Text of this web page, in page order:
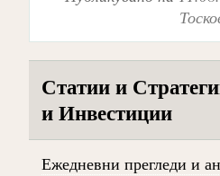
Статии и
и Инвестиции
Ежедневни прегледи и